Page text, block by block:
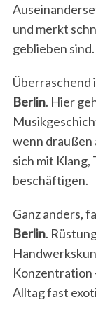
und merkt
geblieben sind.
Überraschend
Berlin. Hier
wenn draußen
sich mit Klang,
beschäftigen.
Ganz anders,
Berlin.
Konzentration
Alltag fast